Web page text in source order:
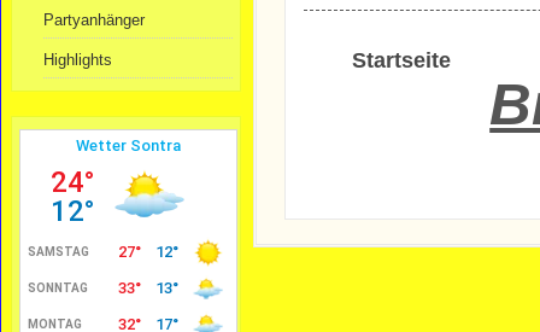
Partyanhänger
Highlights Startseite